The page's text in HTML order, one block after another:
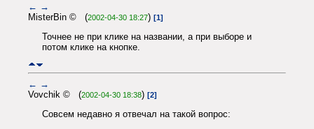
← →
MisterBin © (2002-04-30 18:27) [1]
Точнее не при клике на названии, а при выборе и
потом клике на кнопке.
← →
Vovchik © (2002-04-30 18:38) [2]
Совсем недавно я отвечал на такой вопрос: